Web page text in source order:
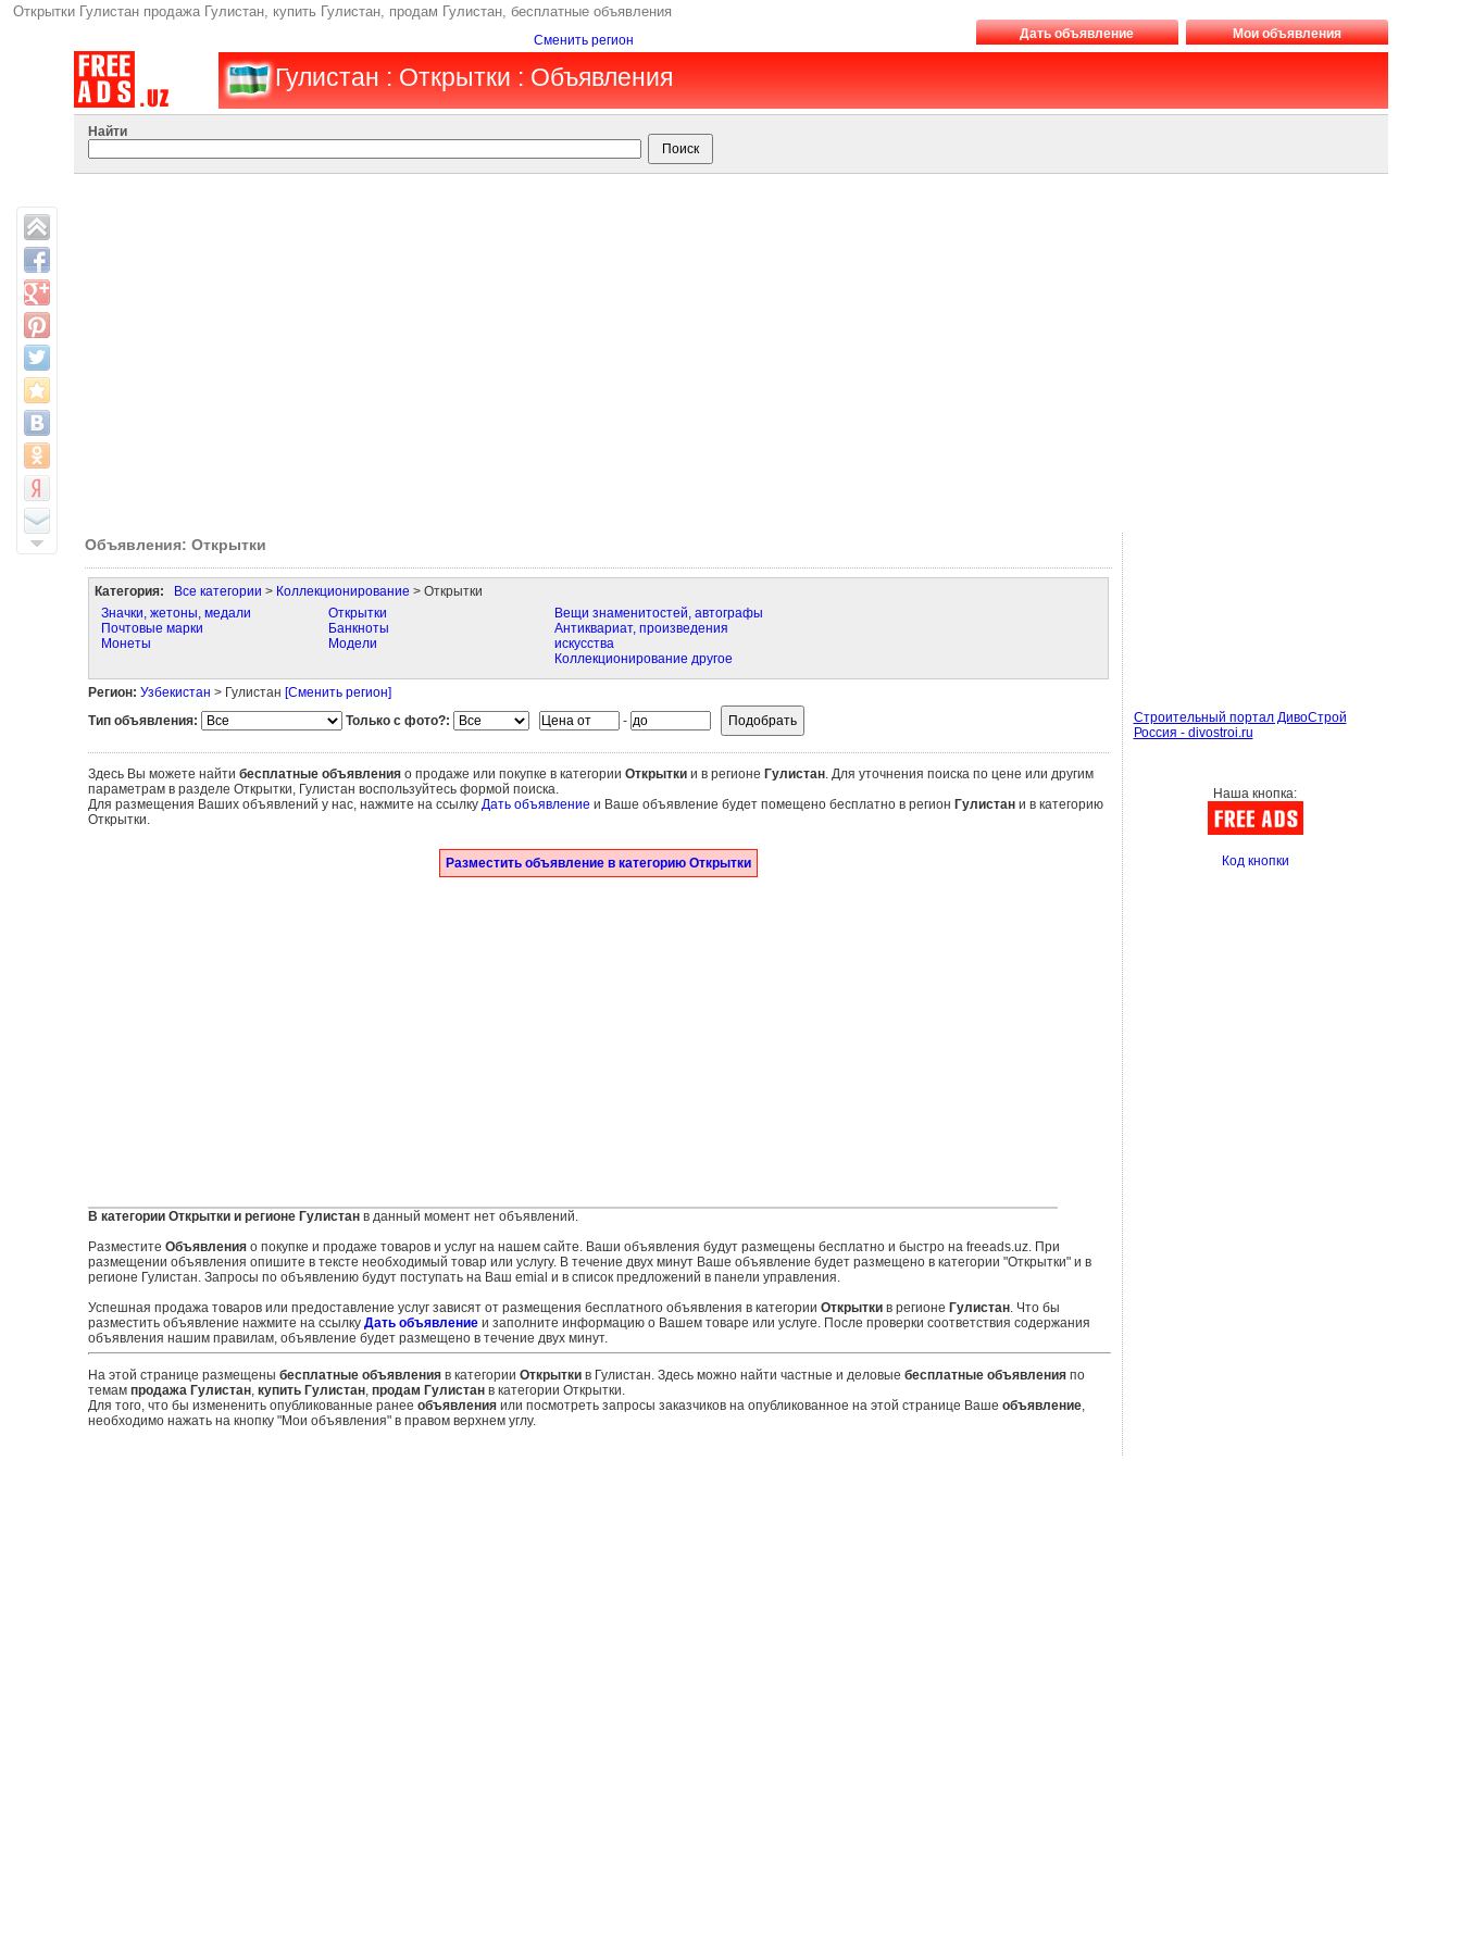
Открытки Гулистан продажа Гулистан, купить Гулистан, продам Гулистан, бесплатные объявления
Сменить регион Дать объявление Мои объявления
Гулистан : Открытки : Объявления
Найти
Объявления: Открытки
Категория: Все категории > Коллекционирование > Открытки
Значки, жетоны, медали
Почтовые марки
Монеты
Открытки
Банкноты
Модели
Вещи знаменитостей, автографы
Антиквариат, произведения
искусства
Коллекционирование другое
Регион: Узбекистан > Гулистан [Сменить регион]
Тип объявления:
Только с фото?: -
Здесь Вы можете найти бесплатные объявленияо продаже или покупке в категории Открыткии в регионе Гулистан. Для уточнения поиска по цене или другим
параметрам в разделе Открытки, Гулистан воспользуйтесь формой поиска.
Для размещения Ваших объявлений у нас, нажмите на ссылку Дать объявление и Ваше объявление будет помещено бесплатно в регион Гулистани в категорию
Открытки.
Разместить объявление в категорию Открытки
В категории Открытки и регионе Гулистанв данный момент нет объявлений.
Разместите Объявленияо покупке и продаже товаров и услуг на нашем сайте. Ваши объявления будут размещены бесплатно и быстро на freeads.uz. При
размещении объявления опишите в тексте необходимый товар или услугу. В течение двух минут Ваше объявление будет размещено в категории "Открытки" и в
регионе Гулистан. Запросы по объявлению будут поступать на Ваш emial и в список предложений в панели управления.
Успешная продажа товаров или предоставление услуг зависят от размещения бесплатного объявления в категории Открыткив регионе Гулистан. Что бы
разместить объявление нажмите на ссылку Дать объявлениеи заполните информацию о Вашем товаре или услуге. После проверки соответствия содержания
объявления нашим правилам, объявление будет размещено в течение двух минут.
На этой странице размещены бесплатные объявленияв категории Открыткив Гулистан. Здесь можно найти частные и деловые бесплатные объявленияпо
темам продажа Гулистан, купить Гулистан, продам Гулистанв категории Открытки.
Для того, что бы измененить опубликованные ранее объявленияили посмотреть запросы заказчиков на опубликованное на этой странице Ваше объявление,
необходимо нажать на кнопку "Мои объявления" в правом верхнем углу.
Строительный портал ДивоСтрой
Россия - divostroi.ru
Наша кнопка:
Код кнопки